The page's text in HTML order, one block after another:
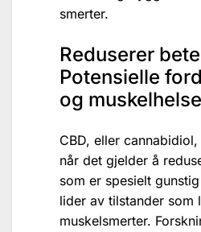
smerter.
Reduserer
Potensielle
og muskelhelse
CBD, eller
når det gjelder å
som er spesielt
lider av tilstander som
muskelsmerter.